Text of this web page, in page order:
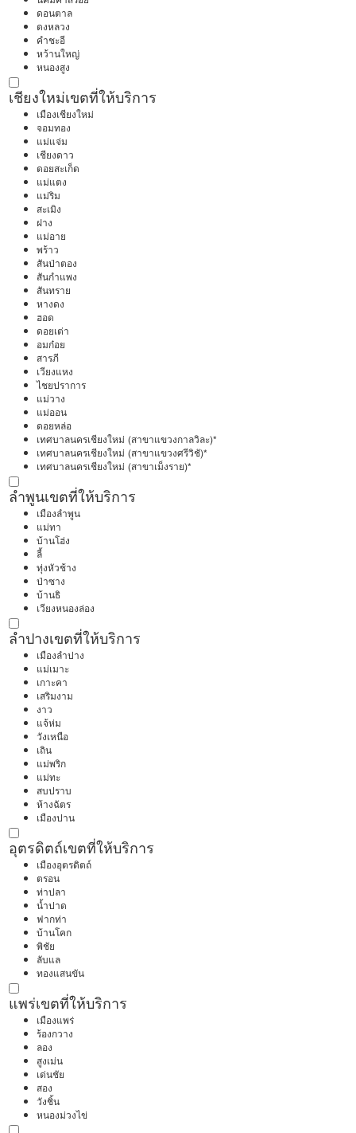
ดอนตาล
ดงหลวง
คำชะอี
หว้านใหญ่
หนองสูง
เชียงใหม่เขตที่ให้บริการ
เมืองเชียงใหม่
จอมทอง
แม่แจ่ม
เชียงดาว
ดอยสะเก็ด
แม่แตง
แม่ริม
สะเมิง
ฝาง
แม่อาย
พร้าว
สันป่าตอง
สันกำแพง
สันทราย
หางดง
ฮอด
ดอยเต่า
อมก๋อย
สารภี
เวียงแหง
ไชยปราการ
แม่วาง
แม่ออน
ดอยหล่อ
เทศบาลนครเชียงใหม่ (สาขาแขวงกาลวิละ)*
เทศบาลนครเชียงใหม่ (สาขาแขวงศรีวิชั)*
เทศบาลนครเชียงใหม่ (สาขาเม็งราย)*
ลำพูนเขตที่ให้บริการ
เมืองลำพูน
แม่ทา
บ้านโฮ่ง
ลี้
ทุ่งหัวช้าง
ป่าซาง
บ้านธิ
เวียงหนองล่อง
ลำปางเขตที่ให้บริการ
เมืองลำปาง
แม่เมาะ
เกาะคา
เสริมงาม
งาว
แจ้ห่ม
วังเหนือ
เถิน
แม่พริก
แม่ทะ
สบปราบ
ห้างฉัตร
เมืองปาน
อุตรดิตถ์เขตที่ให้บริการ
เมืองอุตรดิตถ์
ตรอน
ท่าปลา
น้ำปาด
ฟากท่า
บ้านโคก
พิชัย
ลับแล
ทองแสนขัน
แพร่เขตที่ให้บริการ
เมืองแพร่
ร้องกวาง
ลอง
สูงเม่น
เด่นชัย
สอง
วังชิ้น
หนองม่วงไข่